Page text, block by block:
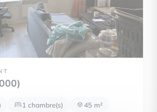
1 chambre(s) 45 m²